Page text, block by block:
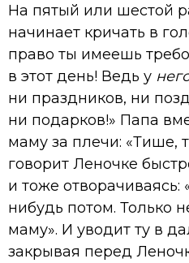
На пятый или шестой
начинает кричать в
право ты имеешь
в этот день! Ведь у
ни праздников, ни
ни подарков!» Папа
маму за плечи: «Тише,
говорит Леночке
и тоже отворачиваясь:
нибудь потом. Только
маму». И уводит ту в
закрывая перед